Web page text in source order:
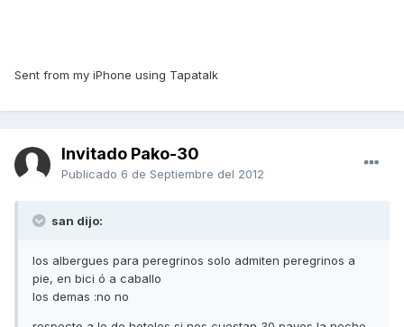
Sent from my iPhone using Tapatalk
Invitado Pako-30
Publicado 6 de Septiembre del 2012
san dijo:
los albergues para peregrinos solo admiten peregrinos a
pie, en bici ó a caballo
los demas :no no